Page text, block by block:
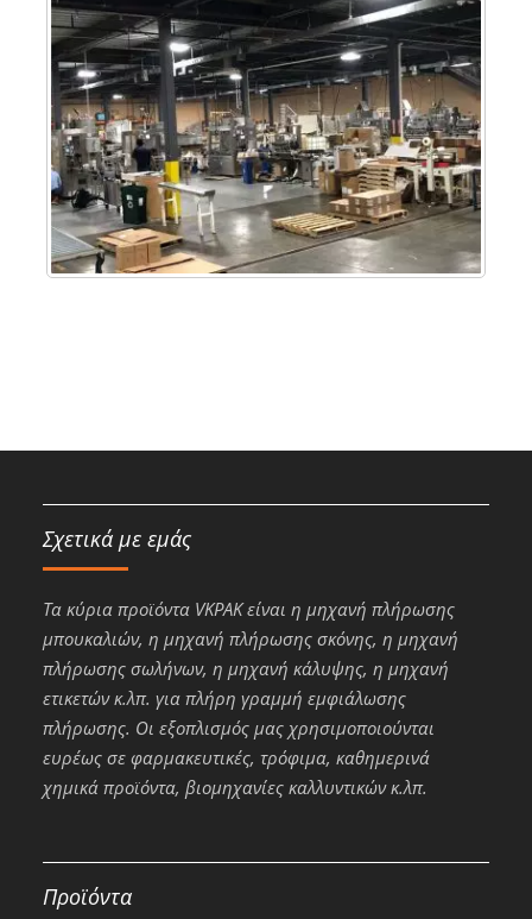
Σχετικά με εμάς
Τα κύρια προϊόντα VKPAK είναι η μηχανή πλήρωσης
μπουκαλιών, η μηχανή πλήρωσης σκόνης, η μηχανή
πλήρωσης σωλήνων, η μηχανή κάλυψης, η μηχανή
ετικετών κ.λπ. για πλήρη γραμμή εμφιάλωσης
πλήρωσης. Οι εξοπλισμός μας χρησιμοποιούνται
ευρέως σε φαρμακευτικές, τρόφιμα, καθημερινά
χημικά προϊόντα, βιομηχανίες καλλυντικών κ.λπ.
Προϊόντα